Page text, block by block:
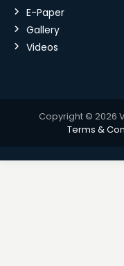
E-Paper
Gallery
Videos
Copyright © 2026
Terms &